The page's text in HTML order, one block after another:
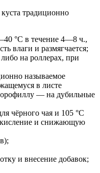
традиционно
°C в течение 4—8 ч.,
влаги и размягчается;
на роллерах, при
называемое
в листе
— на дубильные
чёрного чая и 105 °C
и снижающую
и внесение добавок;